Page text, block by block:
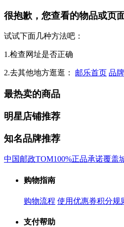
很抱歉，您查看的物品或页
试试下面几种方法吧：
1.检查网址是否正确
2.去其他地方逛逛： 邮乐首页 品
最热卖的商品
明星店铺推荐
知名品牌推荐
中国邮政TOM100%正品承诺覆盖
购物指南
购物流程 使用优惠券积分规
支付帮助